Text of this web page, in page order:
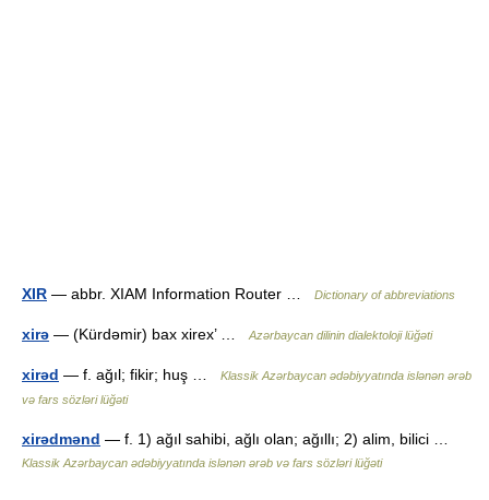
XIR — abbr. XIAM Information Router … Dictionary of abbreviations
xirə — (Kürdəmir) bax xirex’ … Azərbaycan dilinin dialektoloji lüğəti
xirəd — f. ağıl; fikir; huş …
Klassik Azərbaycan ədəbiyyatında islənən ərəb
və fars sözləri lüğəti
xirədmənd — f. 1) ağıl sahibi, ağlı olan; ağıllı; 2) alim, bilici …
Klassik Azərbaycan ədəbiyyatında islənən ərəb və fars sözləri lüğəti